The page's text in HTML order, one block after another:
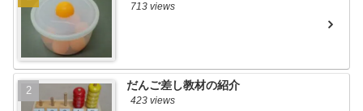
713 views
だんご差し教材の紹介
423 views